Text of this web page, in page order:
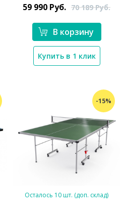
59 990 Руб. 70 189Руб.
В корзину
Купить в 1 клик
-15%
Осталось 10 шт. (доп. склад)